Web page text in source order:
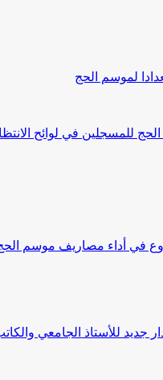
لموسم الحج
للمسجلين في لوائح
في أداء مصاريف موسم الحج لـ
للأستاذ الجامعي